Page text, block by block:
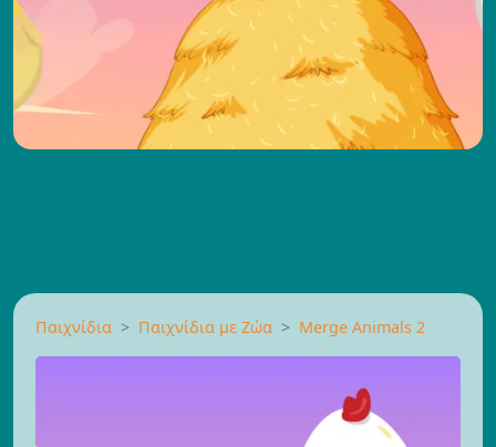
Παιχνίδια Παιχνίδια με Ζώα Merge Animals 2